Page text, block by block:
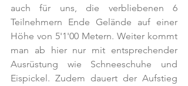
auch für uns, die verbliebenen 6
Teilnehmern Ende Gelände auf einer
Höhe von 5'1'00 Metern. Weiter kommt
man ab hier nur mit entsprechender
Ausrüstung wie Schneeschuhe und
Eispickel. Zudem dauert der Aufstieg